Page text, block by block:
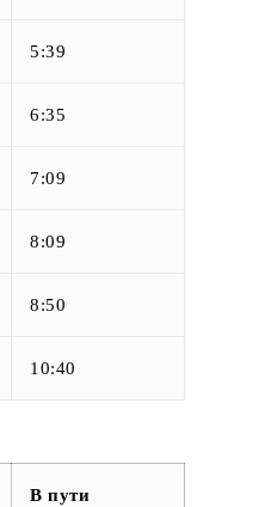
5:39
6:35
7:09
8:09
8:50
10:40
В пути